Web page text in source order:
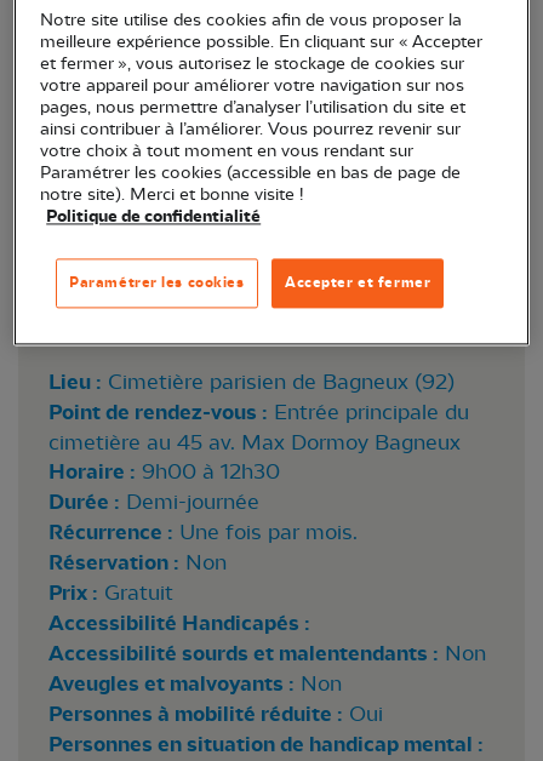
Lieu : Cimetière parisien de Bagneux (92)
Point de rendez-vous : Entrée principale du
cimetière au 45 av. Max Dormoy Bagneux
Horaire : 9h00 à 12h30
Durée : Demi-journée
Récurrence : Une fois par mois.
Réservation : Non
Prix : Gratuit
Accessibilité Handicapés :
Accessibilité sourds et malentendants : Non
Aveugles et malvoyants : Non
Personnes à mobilité réduite : Oui
Personnes en situation de handicap mental :
Notre site utilise des cookies afin de vous proposer la
meilleure expérience possible. En cliquant sur « Accepter
et fermer », vous autorisez le stockage de cookies sur
votre appareil pour améliorer votre navigation sur nos
pages, nous permettre d’analyser l’utilisation du site et
ainsi contribuer à l’améliorer. Vous pourrez revenir sur
votre choix à tout moment en vous rendant sur
Paramétrer les cookies (accessible en bas de page de
notre site). Merci et bonne visite !
Politique de confidentialité
Accepter et fermer
Paramétrer les cookies